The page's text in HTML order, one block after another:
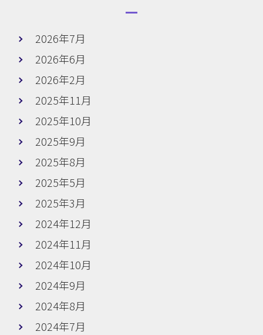
2026年7月
2026年6月
2026年2月
2025年11月
2025年10月
2025年9月
2025年8月
2025年5月
2025年3月
2024年12月
2024年11月
2024年10月
2024年9月
2024年8月
2024年7月